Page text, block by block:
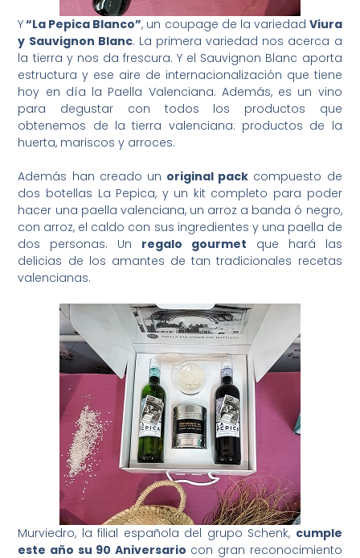
Y“La Pepica Blanco”, un coupage de la variedad Viura
y Sauvignon Blanc. La primera variedad nos acerca a
la tierra y nos da frescura. Y el Sauvignon Blanc aporta
estructura y ese aire de internacionalización que tiene
hoy en día la Paella Valenciana. Además, es un vino
para degustar con todos los productos que
obtenemos de la tierra valenciana: productos de la
huerta, mariscos y arroces.
Además han creado un original pack compuesto de
dos botellas La Pepica, y un kit completo para poder
hacer una paella valenciana, un arroz a banda ó negro,
con arroz, el caldo con sus ingredientes y una paella de
dos personas. Un regalo gourmet que hará las
delicias de los amantes de tan tradicionales recetas
valencianas.
Murviedro, la filial española del grupo Schenk, cumple
este año su 90 Aniversario con gran reconocimiento